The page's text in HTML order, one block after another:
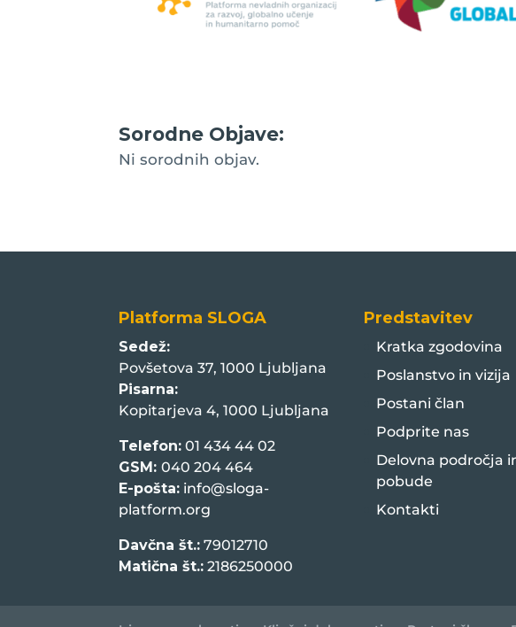
Sorodne Objave:
Ni sorodnih objav.
Platforma SLOGA
Sedež:
Povšetova 37, 1000 Ljubljana
Pisarna:
Kopitarjeva 4, 1000 Ljubljana
Telefon: 01 434 44 02
GSM:040 204 464
E-pošta: info@sloga-
platform.org
Davčna št.: 79012710
Matična št.: 2186250000
Predstavitev
Kratka zgodovina
Poslanstvo in vizija
Postani član
Podprite nas
Delovna področja
pobude
Kontakti